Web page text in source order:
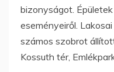
bizonyságot.
eseményeiről.
számos szobrot
Kossuth tér,